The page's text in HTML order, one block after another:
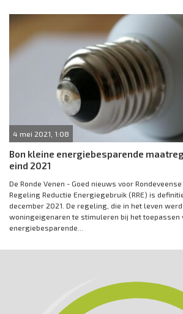
4 mei 2021, 1:08
Bon kleine energiebesparende
eind 2021
De Ronde Venen - Goed nieuws voor
Regeling Reductie Energiegebruik (RRE) is
december 2021. De regeling, die in het leven
woningeigenaren te stimuleren bij het toepassen
energiebesparende...